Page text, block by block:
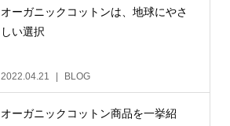
オーガニックコットンは、地球にやさ
しい選択
2022.04.21 BLOG
オーガニックコットン商品を一挙紹